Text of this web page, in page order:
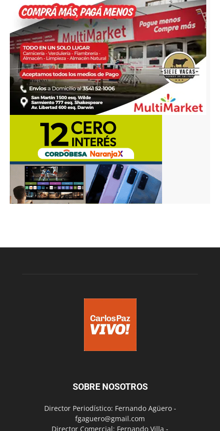
SOBRE NOSOTROS
Director Periodístico: Fernando Agüero -
fgaguero@gmail.com
Director Comercial: Fernando Villa -